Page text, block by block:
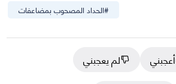
#الحداد المصحوب بمضاعفات
أعجبني
لم يعجبني